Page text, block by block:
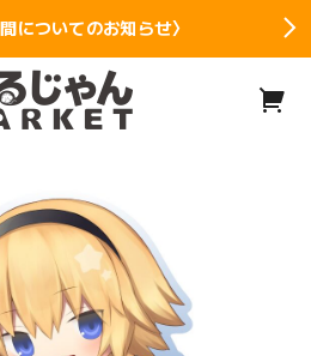
についてのお知らせ〉